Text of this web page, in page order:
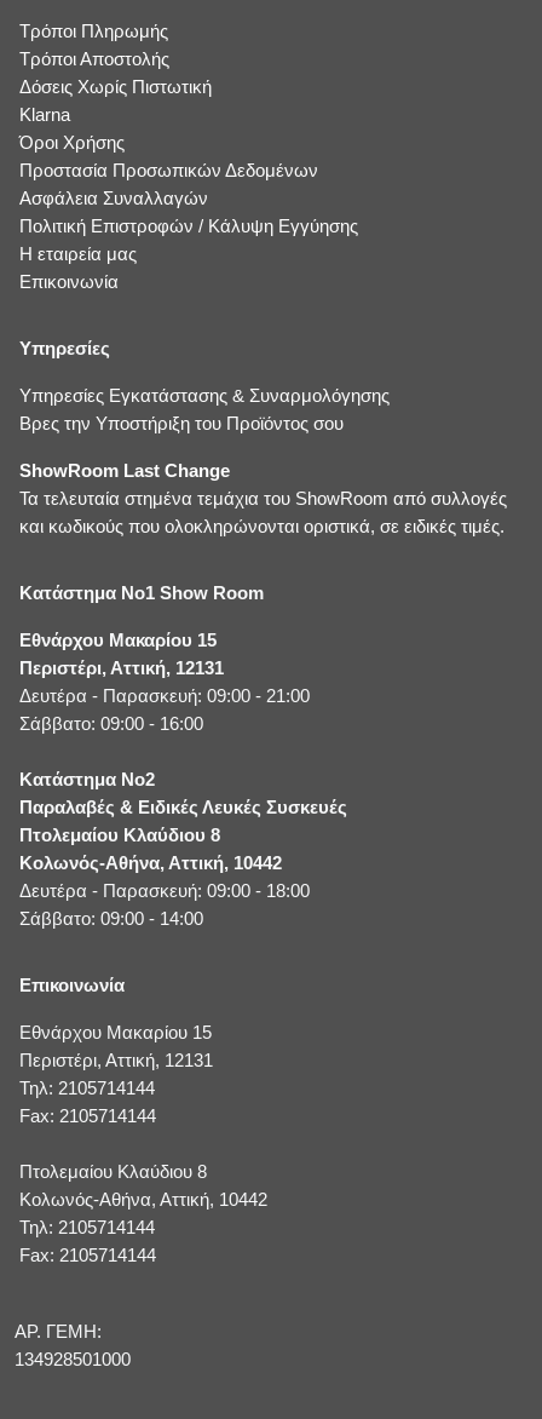
Τρόποι Πληρωμής
Τρόποι Αποστολής
Δόσεις Χωρίς Πιστωτική
Klarna
Όροι Χρήσης
Προστασία Προσωπικών Δεδομένων
Ασφάλεια Συναλλαγών
Πολιτική Επιστροφών / Κάλυψη Εγγύησης
Η εταιρεία μας
Επικοινωνία
Υπηρεσίες
Υπηρεσίες Εγκατάστασης & Συναρμολόγησης
Βρες την Υποστήριξη του Προϊόντος σου
ShowRoom Last Change
Τα τελευταία στημένα τεμάχια του ShowRoom από συλλογές
και κωδικούς που ολοκληρώνονται οριστικά, σε ειδικές τιμές.
Κατάστημα No1 Show Room
Εθνάρχου Μακαρίου 15
Περιστέρι, Αττική, 12131
Δευτέρα - Παρασκευή: 09:00 - 21:00
Σάββατο: 09:00 - 16:00
Κατάστημα No2
Παραλαβές & Ειδικές Λευκές Συσκευές
Πτολεμαίου Κλαύδιου 8
Κολωνός-Αθήνα, Αττική, 10442
Δευτέρα - Παρασκευή: 09:00 - 18:00
Σάββατο: 09:00 - 14:00
Επικοινωνία
Εθνάρχου Μακαρίου 15
Περιστέρι, Αττική, 12131
Τηλ: 2105714144
Fax: 2105714144
Πτολεμαίου Κλαύδιου 8
Κολωνός-Αθήνα, Αττική, 10442
Τηλ: 2105714144
Fax: 2105714144
ΑΡ. ΓΕΜΗ:
134928501000